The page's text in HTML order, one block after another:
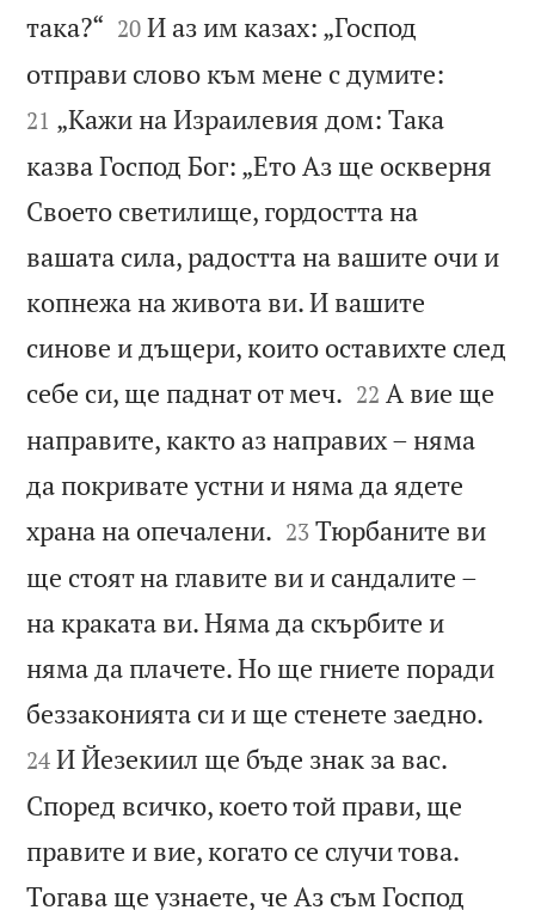
така?“ 

20 И аз им казах: „Господ
отправи слово към мене с думите:
21 „Кажи на Израилевия дом: Така
казва Господ Бог: „Ето Аз ще оскверня
Своето светилище, гордостта на
вашата сила, радостта на вашите очи и
копнежа на живота ви. И вашите
синове и дъщери, които оставихте след
себе си, ще паднат от меч. 

22 А вие ще
направите, както аз направих – няма
да покривате устни и няма да ядете
храна на опечалени. 

23 Тюрбаните ви
ще стоят на главите ви и сандалите –
на краката ви. Няма да скърбите и
няма да плачете. Но ще гниете поради
беззаконията си и ще стенете заедно.
24 И Йезекиил ще бъде знак за вас.
Според всичко, което той прави, ще
правите и вие, когато се случи това.
Тогава ще узнаете, че Аз съм Господ